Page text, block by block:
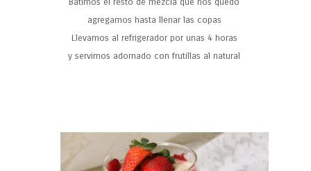
agregamos hasta llenar las copas
Llevamos al refrigerador por unas 4 horas
y servimos adornado con frutillas al natural